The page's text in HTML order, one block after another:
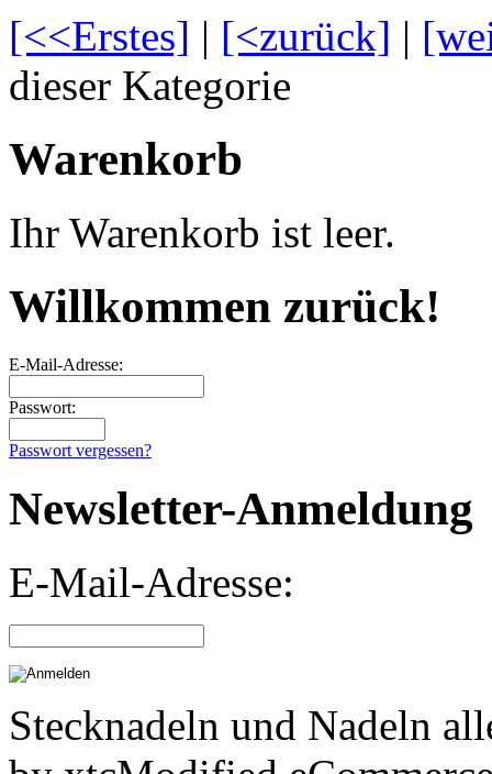
[<<Erstes] | [<zurück] |
dieser Kategorie
Warenkorb
Ihr Warenkorb ist leer.
Willkommen zurück!
E-Mail-Adresse:
Passwort:
Passwort vergessen?
Newsletter-Anmeldung
E-Mail-Adresse:
Stecknadeln und Nadeln